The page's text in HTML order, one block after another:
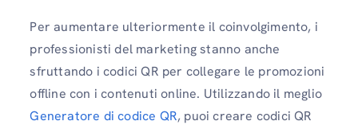
Per aumentare ulteriormente il coinvolgimento, i
professionisti del marketing stanno anche
sfruttando i codici QR per collegare le promozioni
offline con i contenuti online. Utilizzando il meglio
Generatore di codice QR, puoi creare codici QR